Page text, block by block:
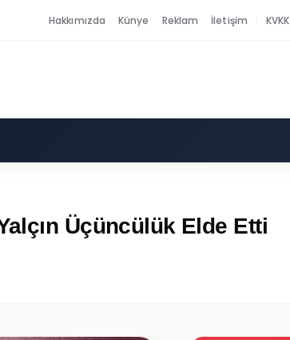
Hakkımızda Künye Reklam İletişim KVKK
Üçüncülük Elde Etti